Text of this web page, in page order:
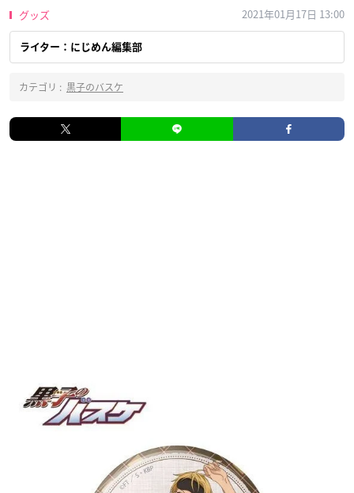
グッズ 2021年01月17日 13:00
ライター：にじめん編集部
カテゴリ : 黒子のバスケ